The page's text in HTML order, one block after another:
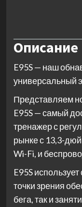
Описание
E95S — наш
универсальный
Представляем
E95S — самый
тренажер с
рынке с 13,3-
Wi-Fi, и
E95S
точки зрения
бега, так и